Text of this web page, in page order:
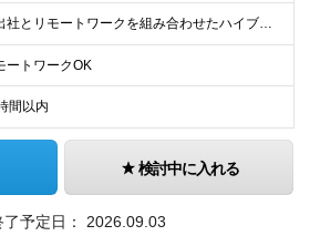
★出社とリモートワークを組み合わせたハイブリッド勤務！ ★幡ヶ谷駅から徒歩1分！ 【本社】 東京都渋谷区幡ヶ谷1-34-14 宝ビル3F ※(変更の範囲)上記を除く当社関連勤務地
ートワークOK
間以内
検討中に入れる
予定日： 2026.09.03